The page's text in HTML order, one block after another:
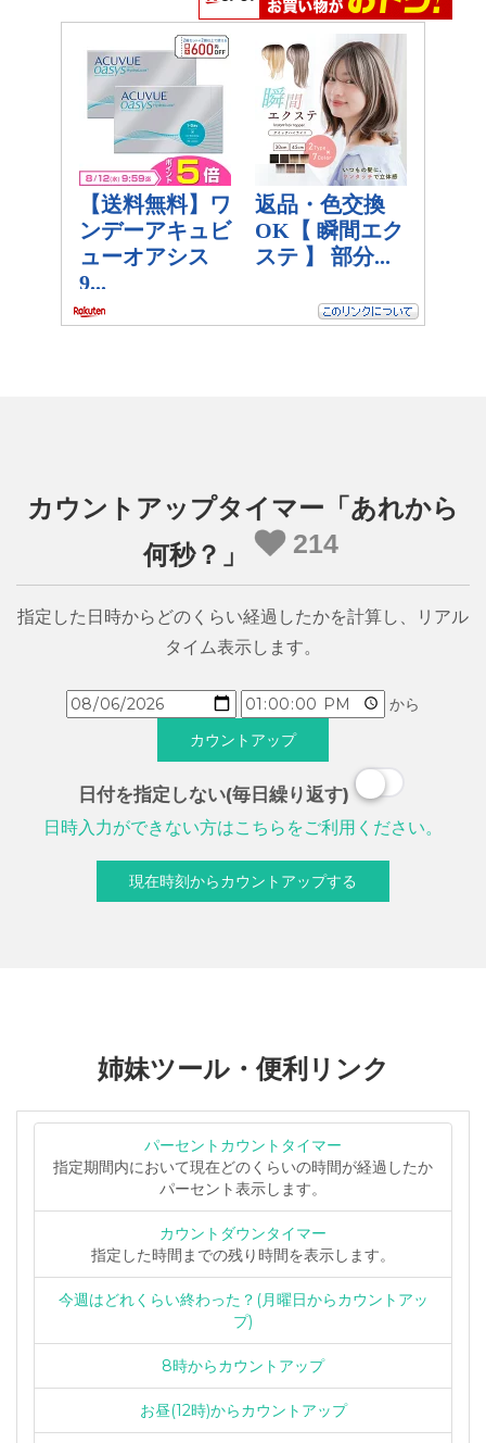
カウントアップタイマー「あれから
何秒？」
214
指定した日時からどのくらい経過したかを計算し、リアル
タイム表示します。
から
日付を指定しない(毎日繰り返す)
日時入力ができない方はこちらをご利用ください。
現在時刻からカウントアップする
姉妹ツール・便利リンク
パーセントカウントタイマー
指定期間内において現在どのくらいの時間が経過したか
パーセント表示します。
カウントダウンタイマー
指定した時間までの残り時間を表示します。
今週はどれくらい終わった？(月曜日からカウントアッ
プ)
8時からカウントアップ
お昼(12時)からカウントアップ